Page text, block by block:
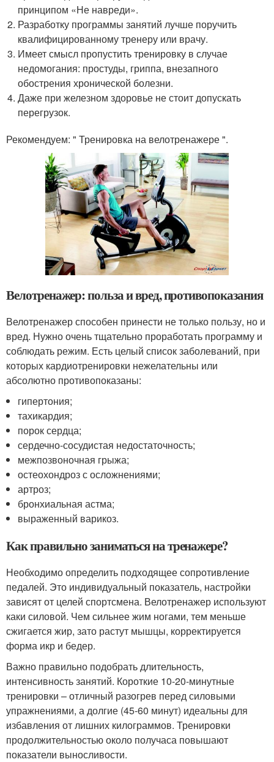
принципом «Не навреди».
Разработку программы занятий лучше поручить
квалифицированному тренеру или врачу.
Имеет смысл пропустить тренировку в случае
недомогания: простуды, гриппа, внезапного
обострения хронической болезни.
Даже при железном здоровье не стоит допускать
перегрузок.
Рекомендуем: " Тренировка на велотренажере ".
Велотренажер: польза и вред, противопоказания
Велотренажер способен принести не только пользу, но и
вред. Нужно очень тщательно проработать программу и
соблюдать режим. Есть целый список заболеваний, при
которых кардиотренировки нежелательны или
абсолютно противопоказаны:
гипертония;
тахикардия;
порок сердца;
сердечно-сосудистая недостаточность;
межпозвоночная грыжа;
остеохондроз с осложнениями;
артроз;
бронхиальная астма;
выраженный варикоз.
Как правильно заниматься на тренажере?
Необходимо определить подходящее сопротивление
педалей. Это индивидуальный показатель, настройки
зависят от целей спортсмена. Велотренажер используют
каки силовой. Чем сильнее жим ногами, тем меньше
сжигается жир, зато растут мышцы, корректируется
форма икр и бедер.
Важно правильно подобрать длительность,
интенсивность занятий. Короткие 10-20-минутные
тренировки – отличный разогрев перед силовыми
упражнениями, а долгие (45-60 минут) идеальны для
избавления от лишних килограммов. Тренировки
продолжительностью около получаса повышают
показатели выносливости.